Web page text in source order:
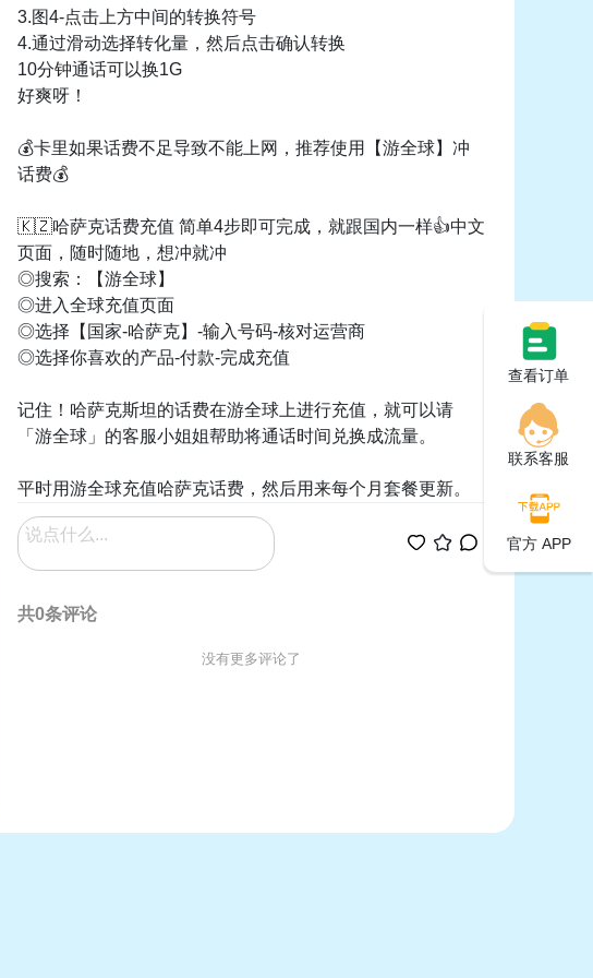
3.图4-点击上方中间的转换符号
4.通过滑动选择转化量，然后点击确认转换
10分钟通话可以换1G
好爽呀！
💰卡里如果话费不足导致不能上网，推荐使用【游全球】冲
话费💰
🇰🇿哈萨克话费充值 简单4步即可完成，就跟国内一样👍中文
页面，随时随地，想冲就冲
◎搜索：【游全球】
◎进入全球充值页面
◎选择【国家-哈萨克】-输入号码-核对运营商
◎选择你喜欢的产品-付款-完成充值
记住！哈萨克斯坦的话费在游全球上进行充值，就可以请
「游全球」的客服小姐姐帮助将通话时间兑换成流量。
平时用游全球充值哈萨克话费，然后用来每个月套餐更新。
共0条评论
没有更多评论了
查看订单
联系客服
官方 APP